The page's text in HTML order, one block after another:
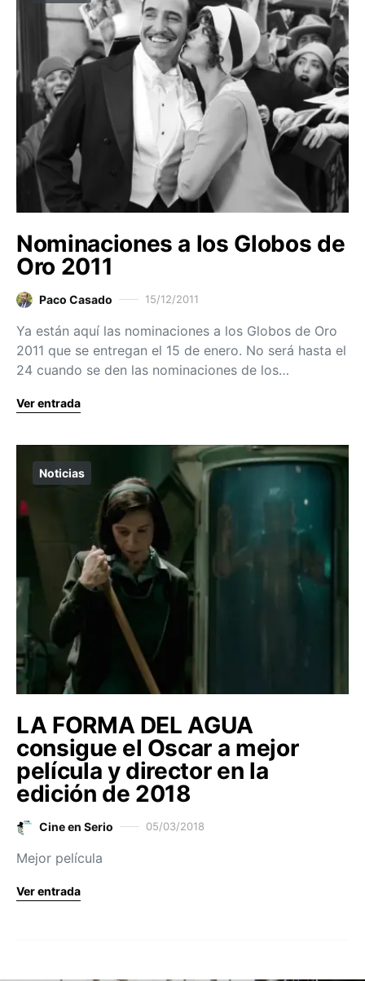
Nominaciones a los Globos de
Oro 2011
Paco Casado 15/12/2011
Ya están aquí las nominaciones a los Globos de Oro
2011 que se entregan el 15 de enero. No será hasta el
24 cuando se den las nominaciones de los…
Ver entrada
Noticias
LA FORMA DEL AGUA
consigue el Oscar a mejor
película y director en la
edición de 2018
Cine en Serio 05/03/2018
Mejor película
Ver entrada